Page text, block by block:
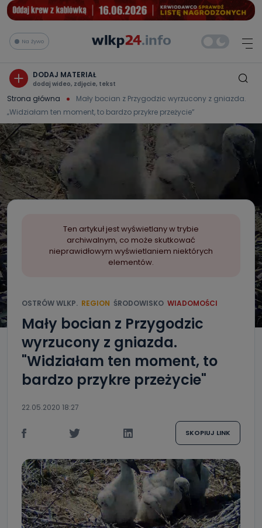
Na żywo
DODAJ MATERIAŁ
dodaj wideo, zdjęcie, tekst
Strona główna
Mały bocian z Przygodzic wyrzucony z gniazda.
„Widziałam ten moment, to bardzo przykre przeżycie”
Ten artykuł jest wyświetlany w trybie
archiwalnym, co może skutkować
nieprawidłowym wyświetlaniem niektórych
elementów.
OSTRÓW WLKP. REGION ŚRODOWISKO WIADOMOŚCI
Mały bocian z Przygodzic
wyrzucony z gniazda.
"Widziałam ten moment, to
bardzo przykre przeżycie"
22.05.2020 18:27
SKOPIUJ LINK